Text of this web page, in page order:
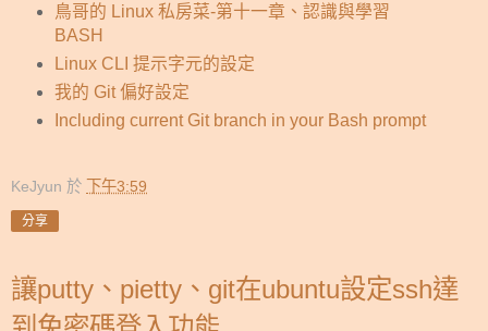
鳥哥的 Linux 私房菜-第十一章、認識與學習
BASH
Linux CLI 提示字元的設定
我的 Git 偏好設定
Including current Git branch in your Bash prompt
KeJyun 於 下午3:59
分享
讓putty、pietty、git在ubuntu設定ssh達